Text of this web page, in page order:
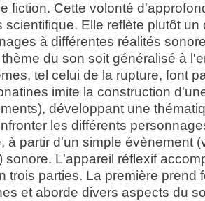
fiction. Cette volonté
scientifique. Elle reflète plutôt un
à différentes réalités
du son soit généralisé à
tel celui de la rupture, font
imite la construction
développant une
les différents
à partir d'un simple évènement
sonore. L'appareil réflexif
trois parties. La première prend
et aborde divers aspects du